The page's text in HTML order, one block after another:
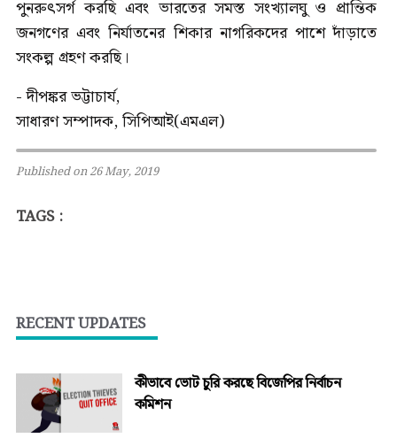
পুনরুৎসর্গ করছি এবং ভারতের সমস্ত সংখ্যালঘু ও প্রান্তিক
জনগণের এবং নির্যাতনের শিকার নাগরিকদের পাশে দাঁড়াতে
সংকল্প গ্রহণ করছি।
- দীপঙ্কর ভট্টাচার্য,
সাধারণ সম্পাদক, সিপিআই(এমএল)
Published on 26 May, 2019
TAGS :
RECENT UPDATES
কীভাবে ভোট চুরি করছে বিজেপির নির্বাচন
কমিশন